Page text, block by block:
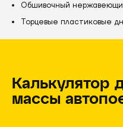
Обшивочный
Торцевые пластиковые
Калькулятор
массы